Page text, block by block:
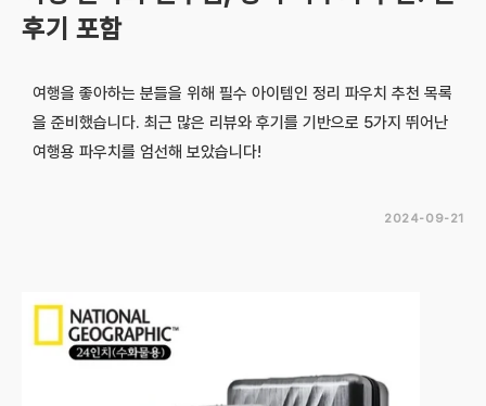
후기 포함
여행을 좋아하는 분들을 위해 필수 아이템인 정리 파우치 추천 목록
을 준비했습니다. 최근 많은 리뷰와 후기를 기반으로 5가지 뛰어난
여행용 파우치를 엄선해 보았습니다!
2024-09-21